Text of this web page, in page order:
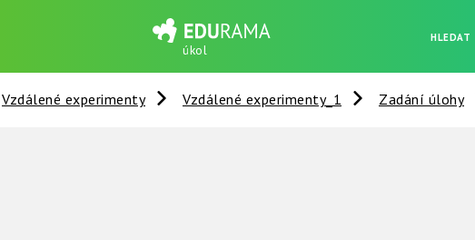
úkol
HLEDAT
Vzdálené experimenty Vzdálené experimenty_1 Zadání úlohy